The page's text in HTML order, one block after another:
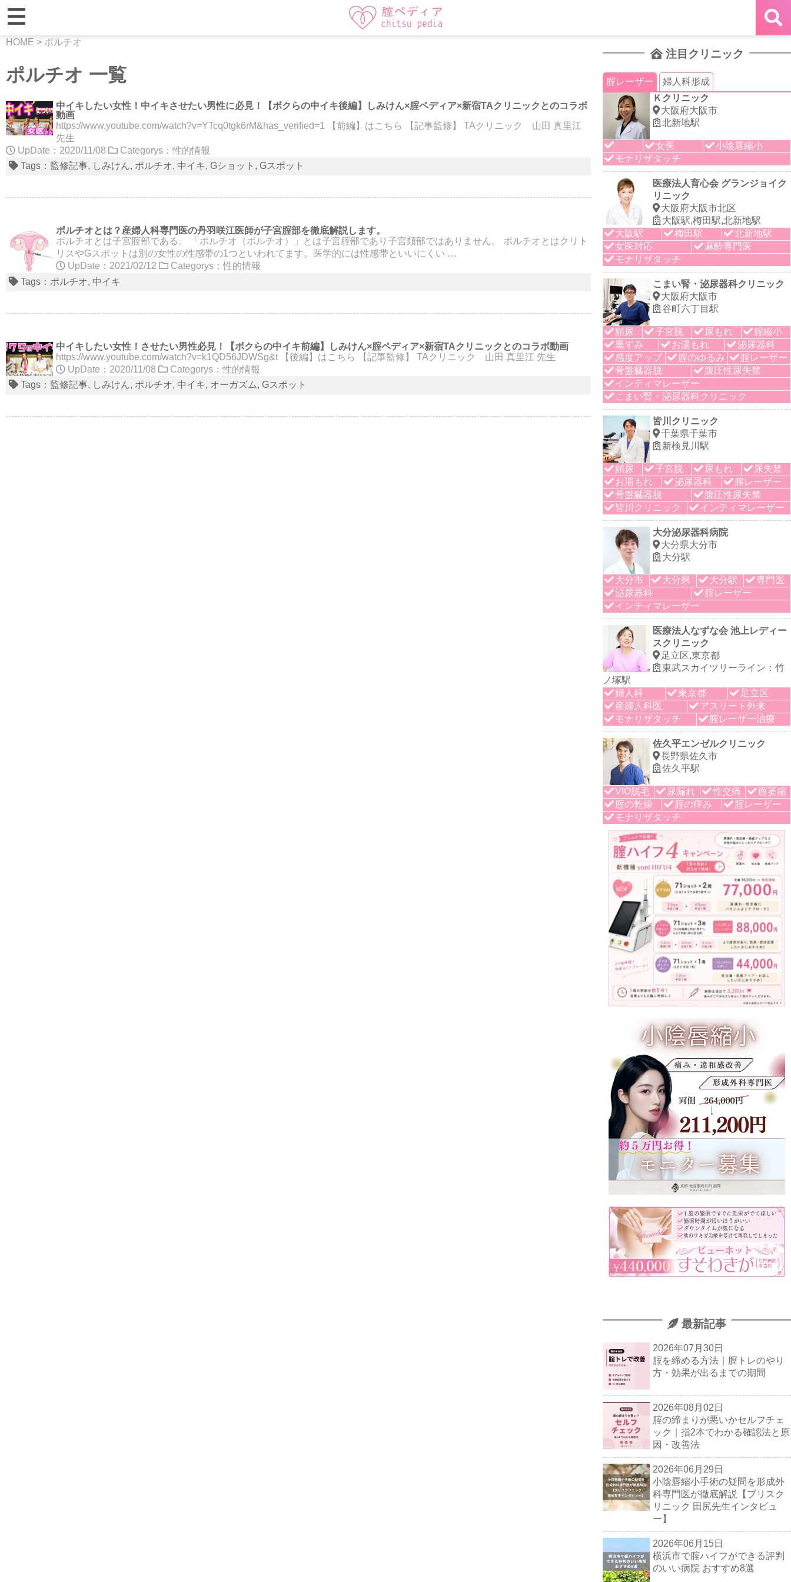
HOME > ポルチオ
ポルチオ 一覧
中イキしたい女性！中イキさせたい男性に必見！【ボクらの中イキ後編】しみけん×腟ペディア×新宿TAクリニックとのコラボ
動画
https://www.youtube.com/watch?v=YTcq0tgk6rM&has_verified=1 【前編】はこちら 【記事監修】 TAクリニック 山田 真里江
先生
UpDate：2020/11/08
Categorys：性的情報
Tags： 監修記事 しみけん ポルチオ 中イキ Gショット Gスポット
ポルチオとは？産婦人科専門医の丹羽咲江医師が子宮腟部を徹底解説します。
ポルチオとは子宮腟部である。 「ポルチオ（ボルチオ）」とは子宮腟部であり子宮頚部ではありません。 ポルチオとはクリト
リスやGスポットは別の女性の性感帯の1つといわれてます。医学的には性感帯といいにくい …
UpDate：2021/02/12
Categorys：性的情報
Tags： ポルチオ 中イキ
中イキしたい女性！させたい男性必見！【ボクらの中イキ前編】しみけん×腟ペディア×新宿TAクリニックとのコラボ動画
https://www.youtube.com/watch?v=k1QD56JDWSg&t 【後編】はこちら 【記事監修】 TAクリニック 山田 真里江 先生
UpDate：2020/11/08
Categorys：性的情報
Tags： 監修記事 しみけん ポルチオ 中イキ オーガズム Gスポット
注目クリニック
腟レーザー
婦人科形成
Ｋクリニック
大阪府大阪市
北新地駅
女医
小陰唇縮小
モナリザタッチ
医療法人育心会 グランジョイク
リニック
大阪府大阪市北区
大阪駅,梅田駅,北新地駅
大阪駅
梅田駅
北新地駅
女医対応
麻酔専門医
モナリザタッチ
こまい腎・泌尿器科クリニック
大阪府大阪市
谷町六丁目駅
頻尿 子宮脱 尿もれ
腟縮小
黒ずみ
お湯もれ
泌尿器科
感度アップ
腟のゆるみ
腟レーザー
骨盤臓器脱
腹圧性尿失禁
インティマレーザー
こまい腎・泌尿器科クリニック
皆川クリニック
千葉県千葉市
新検見川駅
頻尿 子宮脱 尿もれ
尿失禁
お湯もれ
泌尿器科
膣レーザー
骨盤臓器脱
腹圧性尿失禁
皆川クリニック
インティマレーザー
大分泌尿器科病院
大分県大分市
大分駅
大分市 大分県 大分駅
専門医
泌尿器科
腟レーザー
インティマレーザー
医療法人なずな会 池上レディー
スクリニック
足立区,東京都
東武スカイツリーライン：竹
ノ塚駅
婦人科
東京都
足立区
産婦人科医
アスリート外来
モナリザタッチ
腟レーザー治療
佐久平エンゼルクリニック
長野県佐久市
佐久平駅
VIO脱毛 尿漏れ 性交痛
腟萎縮
腟の乾燥
腟の痒み
腟レーザー
モナリザタッチ
最新記事
2026年07月30日
腟を締める方法｜膣トレのやり
方・効果が出るまでの期間
2026年08月02日
腟の締まりが悪いかセルフチェ
ック｜指2本でわかる確認法と原
因・改善法
2026年06月29日
小陰唇縮小手術の疑問を形成外
科専門医が徹底解説【ブリスク
リニック 田尻先生インタビュ
ー】
2026年06月15日
横浜市で腟ハイフができる評判
のいい病院 おすすめ8選